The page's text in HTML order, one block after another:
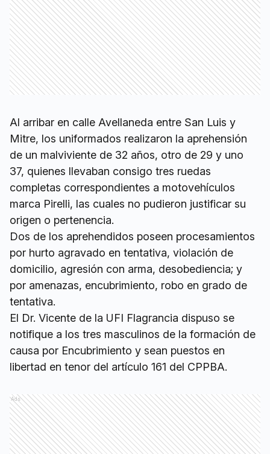
Al arribar en calle Avellaneda entre San Luis y
Mitre, los uniformados realizaron la aprehensión
de un malviviente de 32 años, otro de 29 y uno
37, quienes llevaban consigo tres ruedas
completas correspondientes a motovehículos
marca Pirelli, las cuales no pudieron justificar su
origen o pertenencia.
Dos de los aprehendidos poseen procesamientos
por hurto agravado en tentativa, violación de
domicilio, agresión con arma, desobediencia; y
por amenazas, encubrimiento, robo en grado de
tentativa.
El Dr. Vicente de la UFI Flagrancia dispuso se
notifique a los tres masculinos de la formación de
causa por Encubrimiento y sean puestos en
libertad en tenor del artículo 161 del CPPBA.
Ads